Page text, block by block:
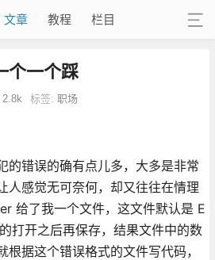
文章 教程 栏目
个一个踩
2.8k 标签: 职场
的错误的确有点儿多，大多是非常
人感觉无可奈何，却又往往在情理
给了我一个文件，这文件默认是 E
打开之后再保存，结果文件中的数
据这个错误格式的文件写代码，